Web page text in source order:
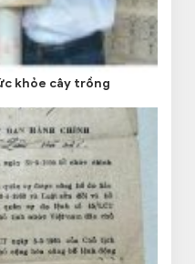
khỏe cây trồng